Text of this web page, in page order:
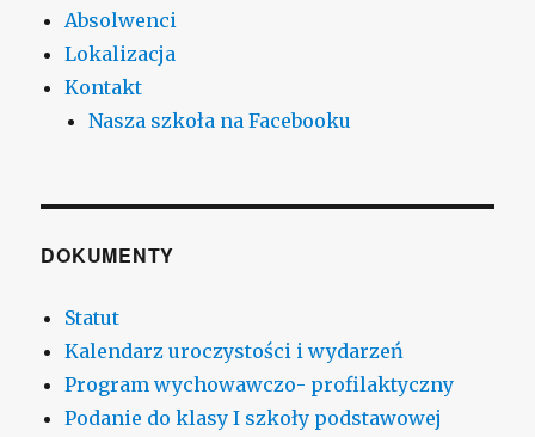
Absolwenci
Lokalizacja
Kontakt
Nasza szkoła na Facebooku
DOKUMENTY
Statut
Kalendarz uroczystości i wydarzeń
Program wychowawczo- profilaktyczny
Podanie do klasy I szkoły podstawowej